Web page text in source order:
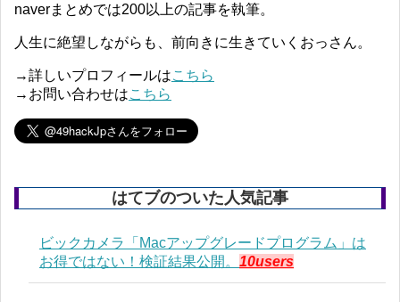
naverまとめでは200以上の記事を執筆。
人生に絶望しながらも、前向きに生きていくおっさん。
→詳しいプロフィールはこちら
→お問い合わせはこちら
はてブのついた人気記事
ビックカメラ「Macアップグレードプログラム」は
お得ではない！検証結果公開。 10users